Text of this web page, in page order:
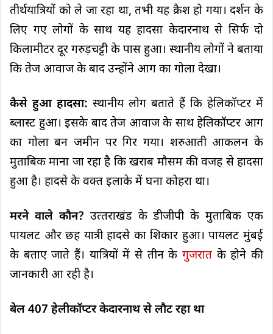
तीर्थयात्रियों को ले जा रहा था, तभी यह क्रैश हो गया। दर्शन के
ल‍िए गए लोगों के साथ यह हादसा केदारनाथ से स‍िर्फ दो
क‍िलामीटर दूर गरुड़चट्टी के पास हुआ। स्थानीय लोगों ने बताया
क‍ि तेज आवाज के बाद उन्‍होंने आग का गोला देखा।
कैसे हुआ हादसा: स्‍थानीय लोग बताते हैं क‍ि हेल‍िकॉप्‍टर में
ब्‍लास्‍ट हुआ। इसके बाद तेज आवाज के साथ हेल‍िकॉप्‍टर आग
का गोला बन जमीन पर गिर गया। शरुआती आकलन के
मुताब‍िक माना जा रहा है क‍ि खराब मौसम की वजह से हादसा
हुआ है। हादसे के वक्‍त इलाके में घना कोहरा था।
मरने वाले कौन? उत्‍तराखंड के डीजीपी के मुताब‍िक एक
पायलट और छह यात्री हादसे का श‍िकार हुआ। पायलट मुंबई
के बताए जाते हैं। यात्र‍ियों में से तीन के गुजरात के होने की
जानकारी आ रही है।
बेल 407 हेलीकॉप्टर केदारनाथ से लौट रहा था